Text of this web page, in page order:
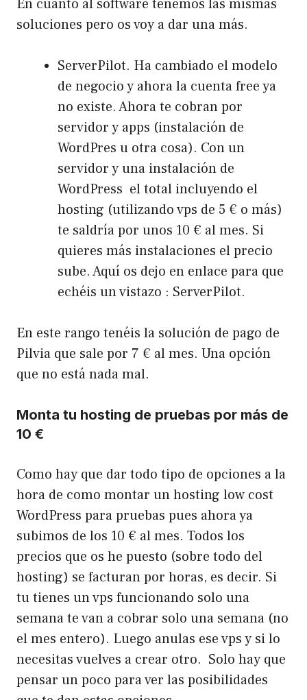
En cuanto al software tenemos las mismas
soluciones pero os voy a dar una más.
ServerPilot. Ha cambiado el modelo
de negocio y ahora la cuenta free ya
no existe. Ahora te cobran por
servidor y apps (instalación de
WordPres u otra cosa). Con un
servidor y una instalación de
WordPress el total incluyendo el
hosting (utilizando vps de 5 € o más)
te saldría por unos 10 € al mes. Si
quieres más instalaciones el precio
sube. Aquí os dejo en enlace para que
echéis un vistazo : ServerPilot.
En este rango tenéis la solución de pago de
Pilvia que sale por 7 € al mes. Una opción
que no está nada mal.
Monta tu hosting de pruebas por más de
10 €
Como hay que dar todo tipo de opciones a la
hora de como montar un hosting low cost
WordPress para pruebas pues ahora ya
subimos de los 10 € al mes. Todos los
precios que os he puesto (sobre todo del
hosting) se facturan por horas, es decir. Si
tu tienes un vps funcionando solo una
semana te van a cobrar solo una semana (no
el mes entero). Luego anulas ese vps y si lo
necesitas vuelves a crear otro. Solo hay que
pensar un poco para ver las posibilidades